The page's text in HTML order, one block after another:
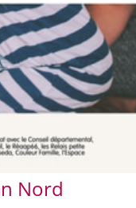
Nord